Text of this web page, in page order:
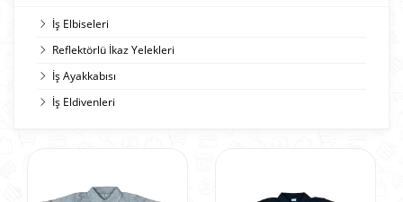
İş Elbiseleri
Reflektörlü İkaz Yelekleri
İş Ayakkabısı
İş Eldivenleri